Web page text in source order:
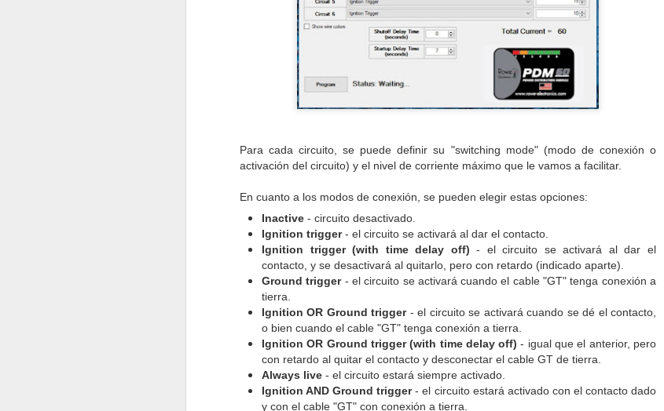
Para cada circuito, se puede definir su "switching mode" (modo de conexión o
activación del circuito) y el nivel de corriente máximo que le vamos a facilitar.
En cuanto a los modos de conexión, se pueden elegir estas opciones:
Inactive - circuito desactivado.
Ignition trigger- el circuito se activará al dar el contacto.
Ignition trigger (with time delay off) - el circuito se activará al dar el
contacto, y se desactivará al quitarlo, pero con retardo (indicado aparte).
Ground trigger- el circuito se activará cuando el cable "GT" tenga conexión a
tierra.
Ignition OR Ground trigger- el circuito se activará cuando se dé el contacto,
o bien cuando el cable "GT" tenga conexión a tierra.
Ignition OR Ground trigger (with time delay off) - igual que el anterior, pero
con retardo al quitar el contacto y desconectar el cable GT de tierra.
Always live - el circuito estará siempre activado.
Ignition AND Ground trigger- el circuito estará activado con el contacto dado
y con el cable "GT" con conexión a tierra.
NOV Preparado para navegar
Aunque a corto plazo no pensaba usar la KTM 690 "Rally
Replica" realmente en actividades tipo rally (competitivas o semi-
competitivas), la verdad es que, una vez visto el resultado final y
comprobada la eficacia del conjunto sobre "terreno africano", me parece
que puedo empezar a hacer este tipo de cosas antes de lo que
pensaba.
“He aprendido a controlar mis emociones sobre la
moto”
Aprovechamos el descanso de los pilotos en el vivac del Rallye du
Maroc, justo en mitad de la etapa maratón, para hablar con Pablo
Quintanilla, que tras los problemas con el barro y el agua en la Etapa 2
marcha ahora mismo 11º en la general de la carrera, un resultado que
acabaría remontando hasta el 7º puesto general final, para revalidar su
título de Campeón del Mundo Cross-Country.
Pablo, gracias por tu tiempo y enhorabuena por la temporada que
llevas.
NOV
3
“Ahora mi motivación no son los resultados, es
disfrutar con lo que hago..."